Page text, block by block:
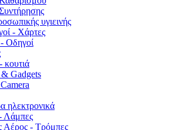
υγιεινής
- Χάρτες
Οδηγοί
κουτιά
Gadgets
ηλεκτρονικά
Λάμπες
Αέρος - Τρόμπες